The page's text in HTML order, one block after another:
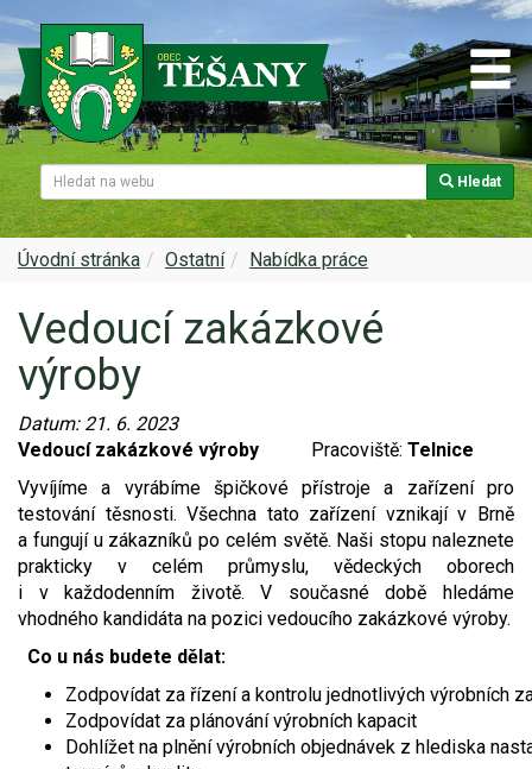
Hledat
Úvodní stránka Ostatní Nabídka práce
Vedoucí zakázkové
výroby
Datum: 21. 6. 2023
Vedoucí zakázkové výroby Pracoviště: Telnice
Vyvíjíme a vyrábíme špičkové přístroje a zařízení pro
testování těsnosti. Všechna tato zařízení vznikají v Brně
a fungují u zákazníků po celém světě. Naši stopu naleznete
prakticky v celém průmyslu, vědeckých oborech
i v každodenním životě. V současné době hledáme
vhodného kandidáta na pozici vedoucího zakázkové výroby.
Co u nás budete dělat:
Zodpovídat za řízení a kontrolu jednotlivých výrobních
Zodpovídat za plánování výrobních kapacit
Dohlížet na plnění výrobních objednávek z hlediska
Naše obec
Z historie
Památky v Těšanech
Zajímavosti v obci
Znak a prapor obce
Virtuální prohlídka
Video - průlet dronem
Naše koně
Úřední deska
Samospráva
Dokumenty obce
Projekty
Matrika
Hlášení rozhlasu
Poruchy, omezení
Mapové služby
Kontakty a info
Zpravodaj
Spolky a sdružení
Kultura
Obecní knihovna
Srub
Sport
Ohlédnutí za lety 2015-2019
Okolní obce
Škola
Farnost
Služby, firmy
Zdravotní služby
Foto, video
Rezervační systém obce
Nabídka práce
Smuteční oznámení
Odkazy